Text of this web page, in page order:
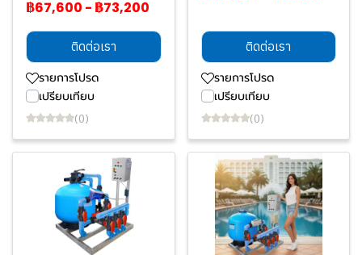
฿67,600 - ฿73,200
ติดต่อเรา
รายการโปรด
เปรียบเทียบ
(0)
ติดต่อเรา
รายการโปรด
เปรียบเทียบ
(0)